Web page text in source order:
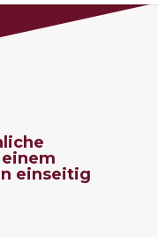
einseitig